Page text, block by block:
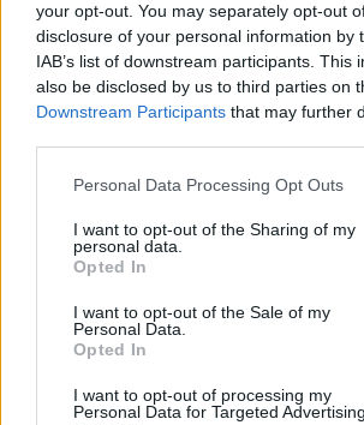
your opt-out. You may separately opt-out
disclosure of your personal information by
IAB’s list of downstream participants. This
also be disclosed by us to third parties on
Downstream Participants that may further
Please note that this website/app uses one
not limited to your visit or usage behaviour.
grant or deny consent to Google and its
use your data for below specified purposes
consent section.
Personal Data Processing Opt Outs
I want to opt-out of the Sharing of my
personal data.
Opted In
I want to opt-out of the Sale of my
Personal Data.
Opted In
I want to opt-out of processing my
Personal Data for Targeted Advertising.
#BULVÁR #RTL MŰSOR #MAI MŰSOR
Népszerű